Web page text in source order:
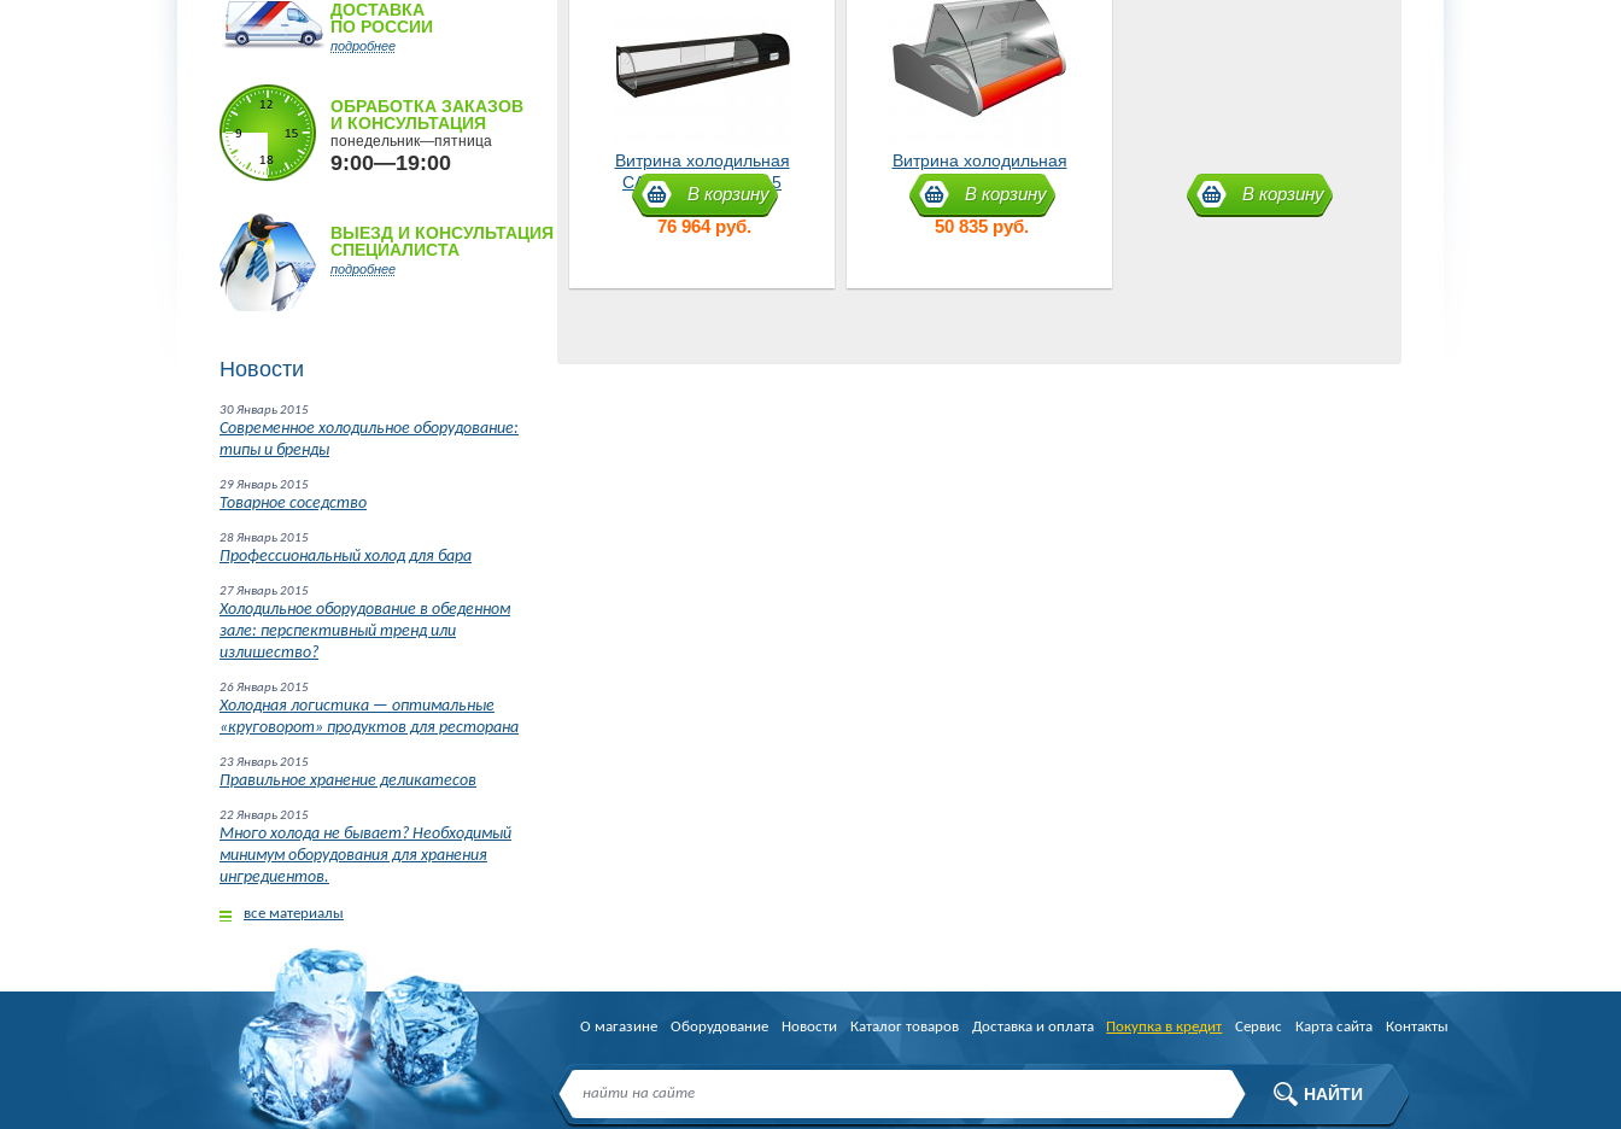
В корзину В корзину В корзину
Витрина холодильная
CARBOMA ВХСв-1,5
настольная
76 964 руб.
Витрина холодильная
Арго 1,0 ВХС
50 835 руб.
ДОСТАВКА
ПО РОССИИ
подробнее
ОБРАБОТКА ЗАКАЗОВ
И КОНСУЛЬТАЦИЯ
понедельник—пятница
9:00—19:00
ВЫЕЗД И КОНСУЛЬТАЦИЯ
СПЕЦИАЛИСТА
подробнее
Новости
30 Январь 2015
Современное холодильное оборудование:
типы и бренды
29 Январь 2015
Товарное соседство
28 Январь 2015
Профессиональный холод для бара
27 Январь 2015
Холодильное оборудование в обеденном
зале: перспективный тренд или
излишество?
26 Январь 2015
Холодная логистика — оптимальные
«круговорот» продуктов для ресторана
23 Январь 2015
Правильное хранение деликатесов
22 Январь 2015
Много холода не бывает? Необходимый
минимум оборудования для хранения
ингредиентов.
все материалы
О магазине Оборудование Новости Каталог товаров Доставка и оплата Покупка в кредит Сервис Карта сайта Контакты